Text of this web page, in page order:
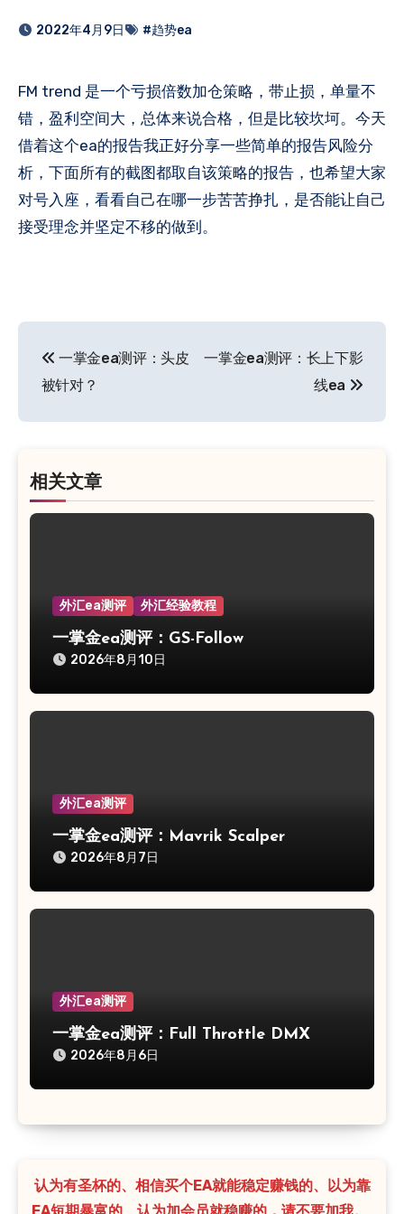
2022年4月9日 #趋势ea
FM trend 是一个亏损倍数加仓策略，带止损，单量不
错，盈利空间大，总体来说合格，但是比较坎坷。今天
借着这个ea的报告我正好分享一些简单的报告风险分
析，下面所有的截图都取自该策略的报告，也希望大家
对号入座，看看自己在哪一步苦苦挣扎，是否能让自己
接受理念并坚定不移的做到。
章
导
一掌金ea测评：头皮
被针对？
一掌金ea测评：长上下影
线ea
相关文章
外汇ea测评 外汇经验教程
一掌金ea测评：GS-Follow
2026年8月10日
外汇ea测评
一掌金ea测评：Mavrik Scalper
2026年8月7日
外汇ea测评
一掌金ea测评：Full Throttle DMX
2026年8月6日
认为有圣杯的、相信买个EA就能稳定赚钱的、以为靠